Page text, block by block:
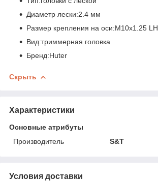
Диаметр лески:2.4 мм
Размер крепления на оси:М10х1.25 LH
Вид:триммерная головка
Бренд:Huter
Скрыть
Характеристики
Основные атрибуты
Производитель
S&T
Условия доставки